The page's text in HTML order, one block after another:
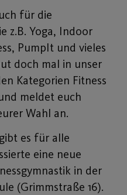
für die
z.B. Yoga, Indoor
PumpIt und vieles
doch mal in unser
Kategorien Fitness
meldet euch
Wahl an.
es für alle
eine neue
in der
(Grimmstraße 16).